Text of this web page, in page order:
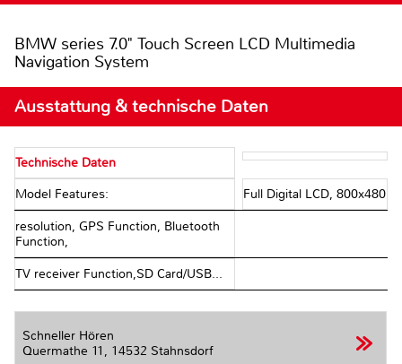
BMW series 7.0" Touch Screen LCD Multimedia
Navigation System
Ausstattung & technische Daten
Technische Daten
Model Features: Full Digital LCD, 800x480
resolution, GPS Function, Bluetooth
Function,
TV receiver Function,SD Card/USB...
Schneller Hören
Quermathe 11, 14532 Stahnsdorf